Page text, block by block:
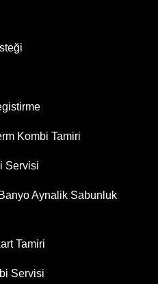
Kombi Tamiri
Servisi
Aynalik Sabunluk
Tamiri
Servisi